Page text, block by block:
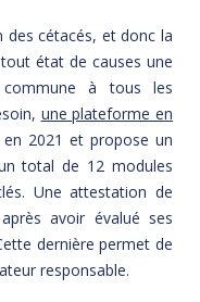
des cétacés, et donc la
état de causes une
commune à tous les
une plateforme en
2021 et propose un
total de 12 modules
Une attestation de
avoir évalué ses
dernière permet de
responsable.